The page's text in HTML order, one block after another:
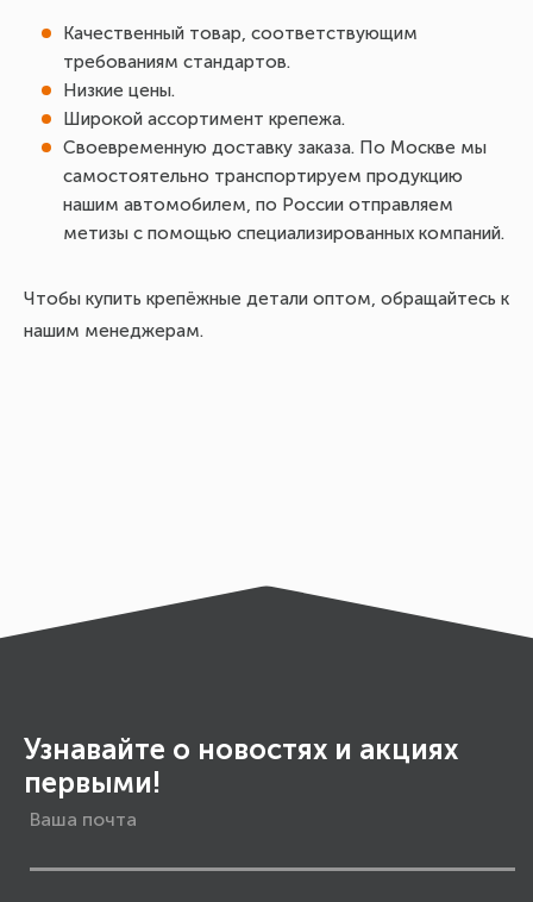
Качественный товар, соответствующим
требованиям стандартов.
Низкие цены.
Широкой ассортимент крепежа.
Своевременную доставку заказа. По Москве мы
самостоятельно транспортируем продукцию
нашим автомобилем, по России отправляем
метизы с помощью специализированных компаний.
Чтобы купить крепёжные детали оптом, обращайтесь к
нашим менеджерам.
Узнавайте о новостях и акциях
первыми!